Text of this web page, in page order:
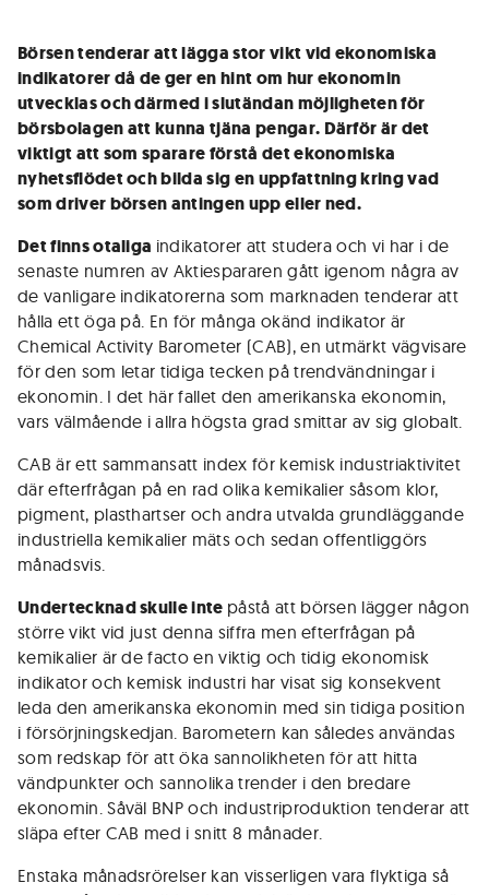
Börsen tenderar att ­lägga stor vikt vid ekonomiska
indikatorer då de ger en hint om hur ekonomin
utvecklas och därmed i slutändan möjligheten för
börsbolagen att kunna tjäna pengar. Därför är det
viktigt att som sparare förstå det ekonomiska
nyhetsflödet och bilda sig en uppfattning kring vad
som driver börsen antingen upp eller ned.
Det finns otaliga indikatorer att studera och vi har i de
senaste numren av Aktiespararen gått igenom några av
de vanligare indikatorerna som marknaden tenderar att
hålla ett öga på. En för många okänd indikator är
Chemical Activity Barometer (CAB), en utmärkt vägvisare
för den som letar tidiga tecken på trendvändningar i
ekonomin. I det här fallet den amerikanska ekonomin,
vars välmående i allra högsta grad smittar av sig globalt.
CAB är ett sammansatt index för kemisk industriaktivitet
där efterfrågan på en rad olika kemikalier såsom klor,
pigment, plasthartser och andra utvalda grundläggande
industriella kemikalier mäts och sedan offentliggörs
månadsvis.
Undertecknad skulle inte påstå att börsen lägger någon
större vikt vid just denna siffra men efterfrågan på
kemikalier är de facto en viktig och tidig ekonomisk
indikator och kemisk industri har visat sig konsekvent
leda den amerikanska ekonomin med sin tidiga position
i försörjningskedjan. Barometern kan således användas
som redskap för att öka sannolikheten för att hitta
vändpunkter och sannolika trender i den bredare
ekonomin. Såväl BNP och industriproduktion tenderar att
släpa efter CAB med i snitt 8 månader.
Enstaka månadsrörelser kan visserligen vara flyktiga så